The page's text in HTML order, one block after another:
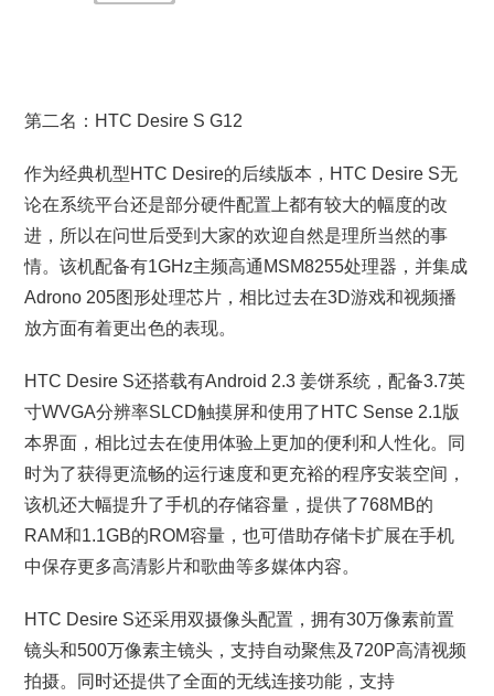
第二名：HTC Desire S G12
作为经典机型HTC Desire的后续版本，HTC Desire S无
论在系统平台还是部分硬件配置上都有较大的幅度的改
进，所以在问世后受到大家的欢迎自然是理所当然的事
情。该机配备有1GHz主频高通MSM8255处理器，并集成
Adrono 205图形处理芯片，相比过去在3D游戏和视频播
放方面有着更出色的表现。
HTC Desire S还搭载有Android 2.3 姜饼系统，配备3.7英
寸WVGA分辨率SLCD触摸屏和使用了HTC Sense 2.1版
本界面，相比过去在使用体验上更加的便利和人性化。同
时为了获得更流畅的运行速度和更充裕的程序安装空间，
该机还大幅提升了手机的存储容量，提供了768MB的
RAM和1.1GB的ROM容量，也可借助存储卡扩展在手机
中保存更多高清影片和歌曲等多媒体内容。
HTC Desire S还采用双摄像头配置，拥有30万像素前置
镜头和500万像素主镜头，支持自动聚焦及720P高清视频
拍摄。同时还提供了全面的无线连接功能，支持